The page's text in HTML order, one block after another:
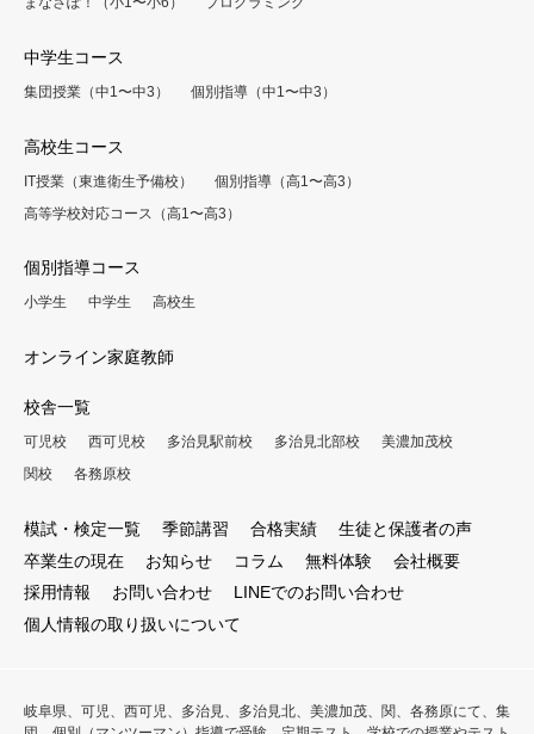
中学生コース
集団授業（中1〜中3） 個別指導（中1〜中3）
高校生コース
IT授業（東進衛生予備校）
個別指導（高1〜高3）
高等学校対応コース（高1〜高3）
個別指導コース
小学生 中学生 高校生
オンライン家庭教師
校舎一覧
可児校 西可児校 多治見駅前校 多治見北部校
美濃加茂校
関校
各務原校
模試・検定一覧 季節講習 合格実績
生徒と保護者の声
卒業生の現在
お知らせ コラム 無料体験
会社概要
採用情報
お問い合わせ
LINEでのお問い合わせ
個人情報の取り扱いについて
岐阜県、可児、西可児、多治見、多治見北、美濃加茂、関、各務原にて、集